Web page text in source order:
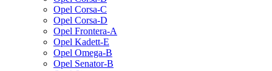
Opel Corsa-C
Opel Corsa-D
Opel Frontera-A
Opel Kadett-E
Opel Omega-B
Opel Senator-B